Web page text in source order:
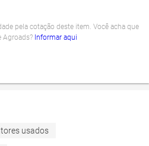
pela cotação deste item. Você acha que
Agroads? Informar aqui
usados